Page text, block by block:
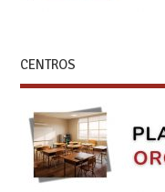
CENTROS